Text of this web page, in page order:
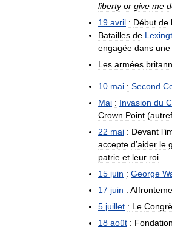
liberty or give me
19 avril : Début de
Batailles de
engagée dans une
Les armées
10 mai : Second
Mai : Invasion du
Crown Point (
22 mai : Devant l’
accepte d’aider le
patrie et leur roi
15 juin : George
17 juin :
5 juillet : Le
18 août : Fondation